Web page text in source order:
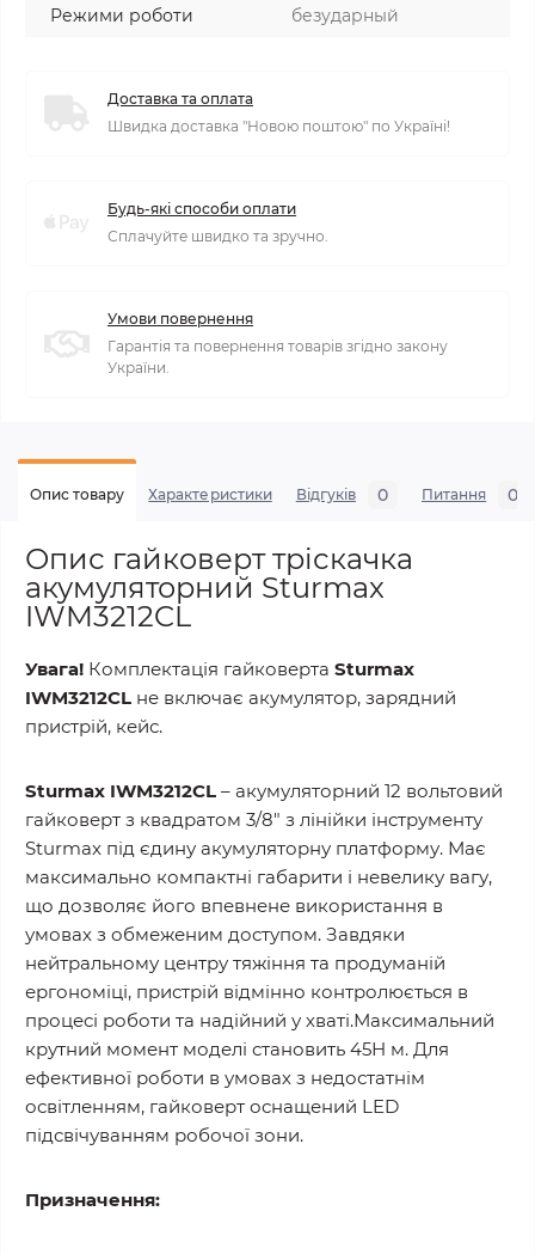
Режими роботи безударный
Доставка та оплата
Швидка доставка "Новою поштою" по Україні!
Будь-які способи оплати
Сплачуйте швидко та зручно.
Умови повернення
Гарантія та повернення товарів згідно закону
України.
Опис товару Характеристики Відгуків 0 Питання 0
Опис гайковерт тріскачка
акумуляторний Sturmax
IWM3212CL
Увага! Комплектація гайковерта Sturmax
IWM3212CL не включає акумулятор, зарядний
пристрій, кейс.
Sturmax IWM3212CL – акумуляторний 12 вольтовий
гайковерт з квадратом 3/8″ з лінійки інструменту
Sturmax під єдину акумуляторну платформу. Має
максимально компактні габарити і невелику вагу,
що дозволяє його впевнене використання в
умовах з обмеженим доступом. Завдяки
нейтральному центру тяжіння та продуманій
ергономіці, пристрій відмінно контролюється в
процесі роботи та надійний у хваті.Максимальний
крутний момент моделі становить 45Н м. Для
ефективної роботи в умовах з недостатнім
освітленням, гайковерт оснащений LED
підсвічуванням робочої зони.
Призначення: